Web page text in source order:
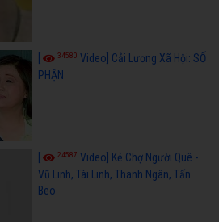
34580 Video] Cải Lương Xã Hội: SỐ
PHẬN
24587 Video] Kẻ Chợ Người Quê -
Vũ Linh, Tài Linh, Thanh Ngân, Tấn
Beo